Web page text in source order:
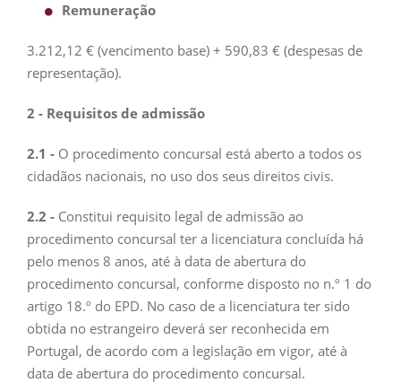
Remuneração
3.212,12 € (vencimento base) + 590,83 € (despesas de
representação).
2 - Requisitos de admissão
2.1 - O procedimento concursal está aberto a todos os
cidadãos nacionais, no uso dos seus direitos civis.
2.2 - Constitui requisito legal de admissão ao
procedimento concursal ter a licenciatura concluída há
pelo menos 8 anos, até à data de abertura do
procedimento concursal, conforme disposto no n.º 1 do
artigo 18.º do EPD. No caso de a licenciatura ter sido
obtida no estrangeiro deverá ser reconhecida em
Portugal, de acordo com a legislação em vigor, até à
data de abertura do procedimento concursal.